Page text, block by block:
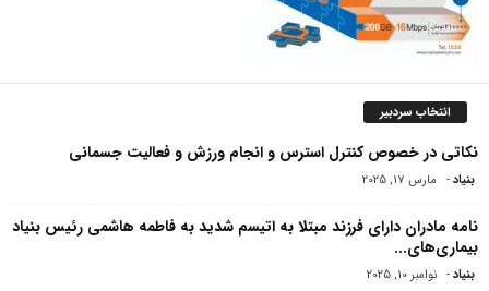
انتخاب سردبیر
نکاتی در خصوص کنترل استرس و انجام ورزش و فعالیت جسمانی
بنیاد- مارس 17, 2025
نامه مادران دارای فرزند مبتلا به اتیسم شدید به فاطمه هاشمی رئیس بنیاد
بیماری‌های...
بنیاد- نوامبر 10, 2025